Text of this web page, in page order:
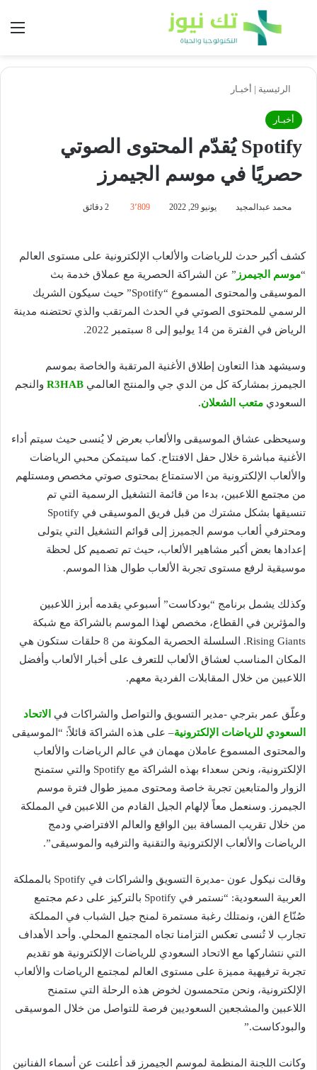
بحث عن
الرئيسية | أخبـار
أخبـار
Spotify يُقدّم المحتوى الصوتي
حصريًا في موسم الجيمرز
محمد عبدالمجيد يونيو 29, 2022 3٬809
كشف أكبر حدث للرياضات والألعاب الإلكترونية على مستوى العالم
“موسم الجيمرز ” عن الشراكة الحصرية مع عملاق خدمة بث
الموسيقى والمحتوى المسموع “Spotify” حيث سيكون الشريك
الرسمي للمحتوى الصوتي في الحدث المرتقب والذي تحتضنه مدينة
الرياض في الفترة من 14 يوليو إلى 8 سبتمبر 2022.
وسيشهد هذا التعاون إطلاق الأغنية المرتقبة والخاصة بموسم
الجيمرز بمشاركة كل من الدي جي والمنتج العالمي R3HAB والنجم
السعودي متعب الشعلان.
وسيحظى عشاق الموسيقى والألعاب بعرض لا يُنسى حيث سيتم أداء
الأغنية مباشرة خلال حفل الافتتاح. كما سيتمكن محبي الرياضات
والألعاب الإلكترونية من الاستمتاع بمحتوى صوتي مخصص ومستلهم
من مجتمع اللاعبين، بدءا من قائمة التشغيل الرسمية التي تم
تنسيقها بشكل مشترك من قبل فريق الموسيقى في Spotify
ومحترفي ألعاب موسم الجميرز إلى قوائم التشغيل التي يتولى
إعدادها بعض أكبر مشاهير الألعاب، حيث تم تصميم كل لحظة
موسيقية لرفع مستوى تجربة الألعاب طوال هذا الموسم.
وكذلك يشمل برنامج “بودكاست” أسبوعي يقدمه أبرز اللاعبين
والمؤثرين في القطاع، مخصص لهذا الموسم بالشراكة مع شبكة
Rising Giants. السلسلة الحصرية المكونة من 8 حلقات ستكون هي
المكان المناسب لعشاق الألعاب للتعرف على أخبار الألعاب وأفضل
اللاعبين من خلال المقابلات الفردية معهم.
وعلّق عمر بترجي -مدير التسويق والتواصل والشراكات في
الاتحاد
السعودي للرياضات الإلكترونية– على هذه الشراكة قائلاً: “الموسيقى
والمحتوى المسموع عاملان مهمان في عالم الرياضات والألعاب
الإلكترونية، ونحن سعداء بهذه الشراكة مع Spotify والتي ستمنح
الزوار والمتابعين تجربة خاصة ومحتوى مميز طوال فترة موسم
الجيمرز. وسنعمل معاً لإلهام الجيل القادم من اللاعبين في المملكة
من خلال تقريب المسافة بين الواقع والعالم الافتراضي ودمج
الرياضات والألعاب الإلكترونية والتقنية والترفيه والموسيقى”.
وقالت نيكول عون -مديرة التسويق والشراكات في Spotify بالمملكة
العربية السعودية: “نستمر في Spotify بالتركيز على دعم مجتمع
صُنّاع الفن، ونمتلك رغبة مستمرة لمنح جيل الشباب في المملكة
تجارب لا تُنسى تعكس التزامنا تجاه المجتمع المحلي. وأحد الأهداف
التي نتشاركها مع الاتحاد السعودي للرياضات الإلكترونية هو تقديم
تجربة ترفيهية مميزة على مستوى العالم لمجتمع الرياضات والألعاب
الإلكترونية، ونحن متحمسون لخوض هذه الرحلة التي ستمنح
اللاعبين والمشجعين السعوديين فرصة للتواصل من خلال الموسيقى
والبودكاست.”
وكانت اللجنة المنظمة لموسم الجيمرز قد أعلنت عن أسماء الفنانين